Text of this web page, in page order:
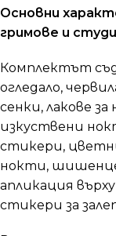
Основни
гримове и
Комплектът
огледало,
сенки, лакове
изкуствени
стикери,
нокти,
апликация
стикери за